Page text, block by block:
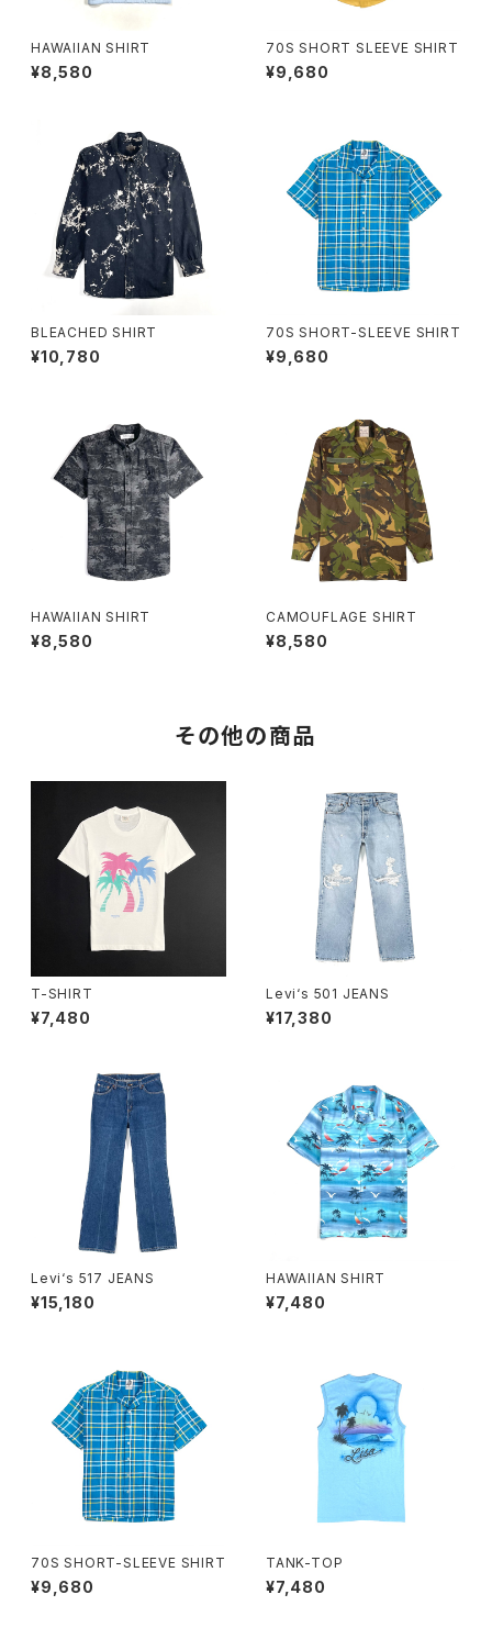
HAWAIIAN SHIRT
¥8,580
70S SHORT SLEEVE SHIRT
¥9,680
BLEACHED SHIRT
¥10,780
70S SHORT-SLEEVE SHIRT
¥9,680
HAWAIIAN SHIRT
¥8,580
CAMOUFLAGE SHIRT
¥8,580
その他の商品
T-SHIRT
¥7,480
Levi‘s 501 JEANS
¥17,380
Levi‘s 517 JEANS
¥15,180
HAWAIIAN SHIRT
¥7,480
70S SHORT-SLEEVE SHIRT
¥9,680
TANK-TOP
¥7,480